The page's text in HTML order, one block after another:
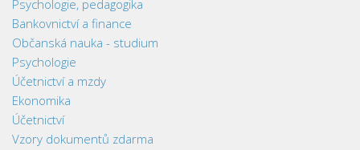
Psychologie, pedagogika
Bankovnictví a finance
Občanská nauka - studium
Psychologie
Účetnictví a mzdy
Ekonomika
Účetnictví
Vzory dokumentů zdarma